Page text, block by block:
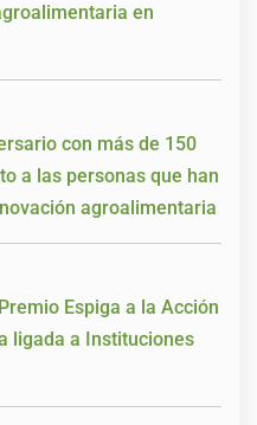
en
con más de 150
a las personas que han
agroalimentaria
Espiga a la Acción
ligada a Instituciones